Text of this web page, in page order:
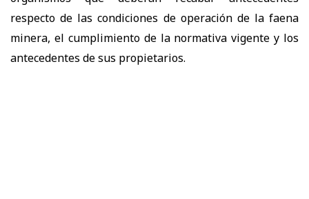
respecto de las condiciones de operación de la faena
minera, el cumplimiento de la normativa vigente y los
antecedentes de sus propietarios.